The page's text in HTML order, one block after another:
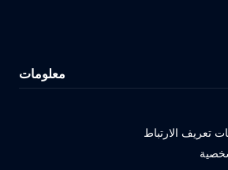
معلومات
تعريف الارتباط